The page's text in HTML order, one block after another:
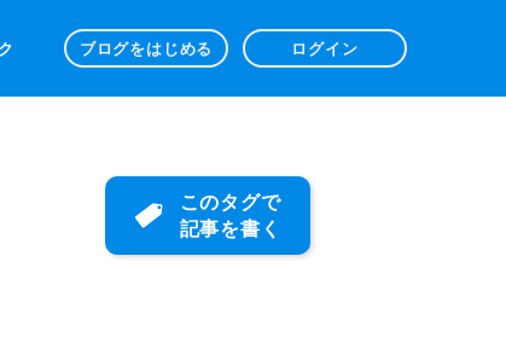
ブログをはじめる ログイン
このタグで
記事を書く